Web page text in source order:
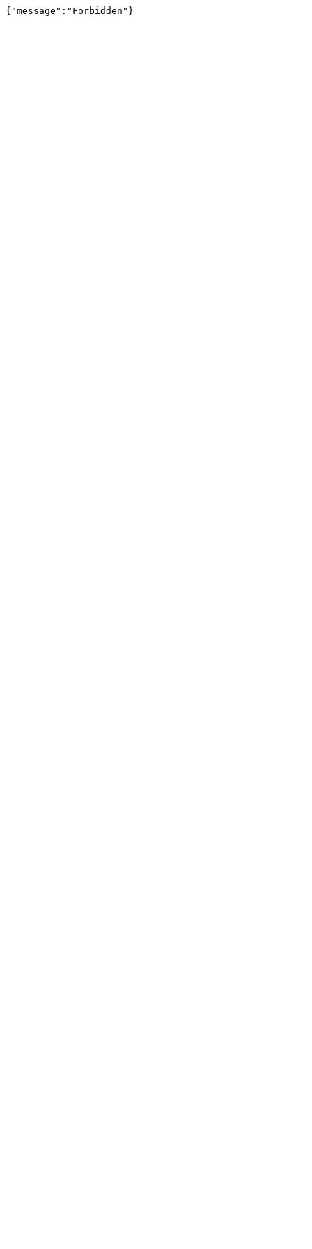
{"message":"Forbidden"}